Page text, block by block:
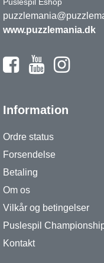
www.puzzlemania.dk
Information
Ordre status
Forsendelse
Betaling
Om os
Vilkår og betingelser
Puslespil
Kontakt